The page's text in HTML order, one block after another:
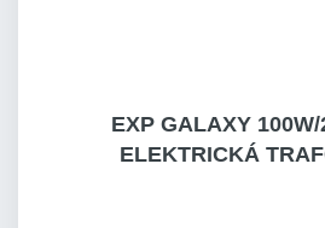
EXP GALAXY
ELEKTRICKÁ